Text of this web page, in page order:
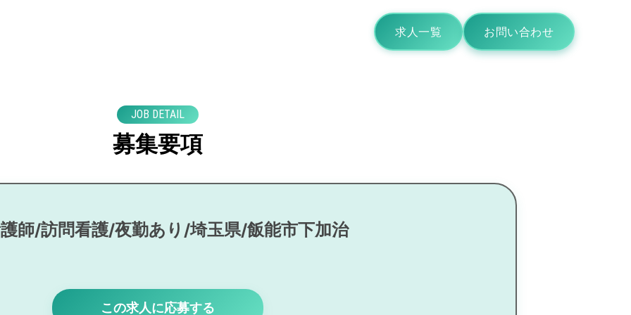
求人一覧 お問い合わせ
JOB DETAIL
募集要項
師/訪問看護/夜勤あり/埼玉県/飯能市下加治
この求人に応募する